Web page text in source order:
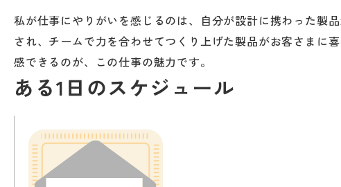
私が仕事にやりがいを感じるのは、自分が設計に携わった製
され、チームで力を合わせてつくり上げた製品がお客さまに
感できるのが、この仕事の魅力です。
ある1日のスケジュール